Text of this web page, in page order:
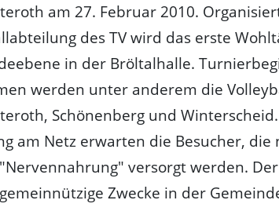
am 27. Februar 2010.
des TV wird das erste
in der Bröltalhalle.
werden unter anderem die
Schönenberg und
am Netz erwarten die Besucher,
versorgt werden.
Zwecke in der